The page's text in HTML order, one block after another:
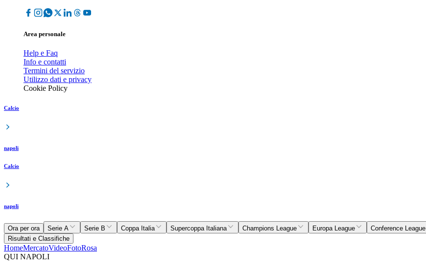
Area personale
Help e Faq
Info e contatti
Termini del servizio
Utilizzo dati e privacy
Cookie Policy
Calcio
napoli
Calcio
napoli
Ora per ora Serie A Serie B Coppa Italia Supercoppa Italiana Champions League Europa League Conference League
Risultati e Classifiche
HomeMercatoVideoFotoRosa
QUI NAPOLI